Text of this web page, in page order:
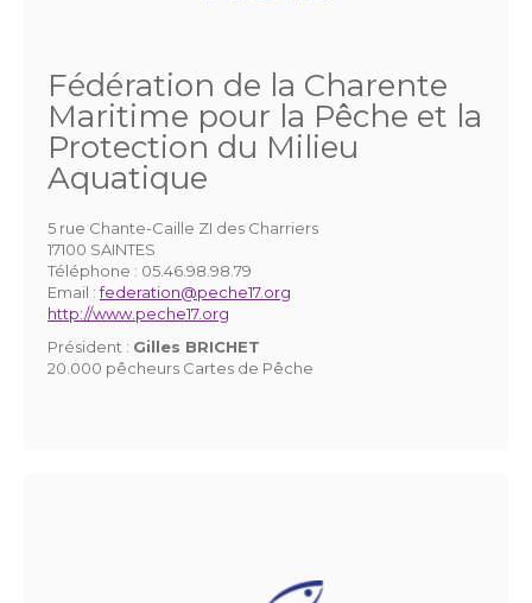
Fédération de la Charente
Maritime pour la Pêche et la
Protection du Milieu
Aquatique
5 rue Chante-Caille ZI des Charriers
17100 SAINTES
Téléphone : 05.46.98.98.79
Email :federation@peche17.org
http://www.peche17.org
Président : Gilles BRICHET
20.000 pêcheurs Cartes de Pêche